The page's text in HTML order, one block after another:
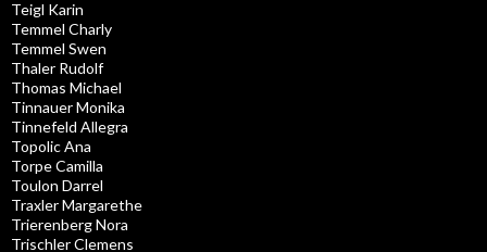
Teigl Karin
Temmel Charly
Temmel Swen
Thaler Rudolf
Thomas Michael
Tinnauer Monika
Tinnefeld Allegra
Topolic Ana
Torpe Camilla
Toulon Darrel
Traxler Margarethe
Trierenberg Nora
Trischler Clemens